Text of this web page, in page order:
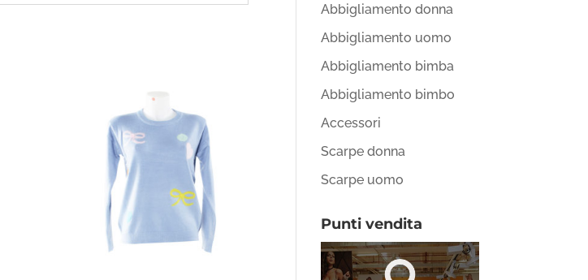
Abbigliamento donna
Abbigliamento uomo
Abbigliamento bimba
Abbigliamento bimbo
Accessori
Scarpe donna
Scarpe uomo
Punti vendita